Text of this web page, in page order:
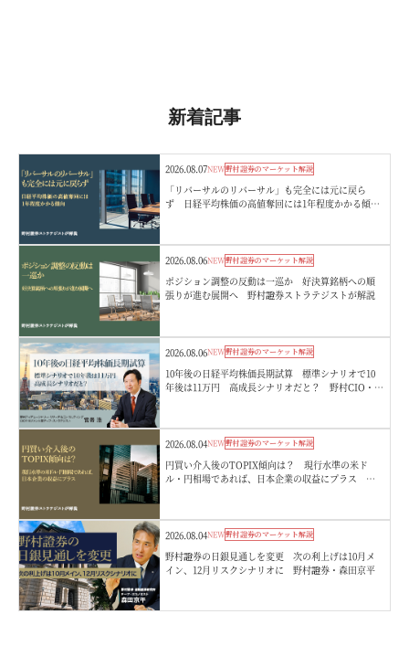
新着記事
2026.08.07NEW野村證券のマーケット解説
「リバーサルのリバーサル」も完全には元に戻ら
ず 日経平均株価の高値奪回には1年程度かかる傾
2026.08.06NEW野村證券のマーケット解説
ポジション調整の反動は一巡か 好決算銘柄への順
張りが進む展開へ 野村證券ストラテジストが解説
2026.08.06NEW野村證券のマーケット解説
10年後の日経平均株価長期試算 標準シナリオで10
年後は11万円 高成長シナリオだと？ 野村CIO・宮
2026.08.04NEW野村證券のマーケット解説
円買い介入後のTOPIX傾向は？ 現行水準の米ド
ル・円相場であれば、日本企業の収益にプラス 野
2026.08.04NEW野村證券のマーケット解説
野村證券の日銀見通しを変更 次の利上げは10月メ
イン、12月リスクシナリオに 野村證券・森田京平